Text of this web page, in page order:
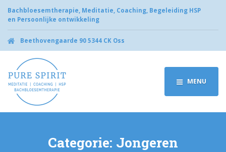
Bachbloesemtherapie, Meditatie, Coaching, Begeleiding HSP
en Persoonlijke ontwikkeling
Beethovengaarde 90 5344 CK Oss
MENU
Categorie: Jongeren